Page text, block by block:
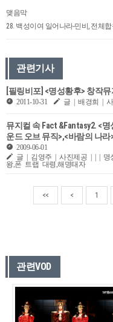
맺음막
28. 백성이여 일어나라-민비, 전체
관련기사
[필링비포] <명성황후> 창작
2011-10-31 글 | 배경희 |
뮤지컬 속 Fact &Fantasy2. <
운드 오브 뮤직>,<바람의 나라
2009-06-01
글 | 김영주 | 사진제공 | | | 명
왕,폰 트랩 대령,해명태자
<< < 1
관련VOD